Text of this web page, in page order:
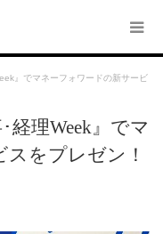
』でマネーフォワードの新サービ
経理Week』でマ
をプレゼン！